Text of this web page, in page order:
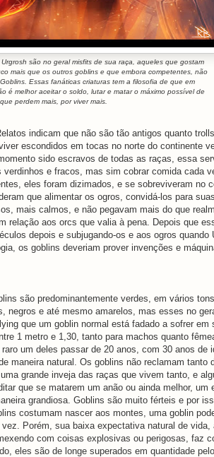
são no geral misfits de sua raça, aqueles que gostam
mais que os outros goblins e que embora competentes, não
Essas fanáticas criaturas tem a filosofia de que em
é melhor aceitar o soldo, lutar e matar o máximo possível de
perdem mais, por viver mais.
indicam que não são tão antigos quanto
escondidos em tocas no norte do continente
sido escravos de todas as raças, essa
e fracos, mas sim cobrar comida cada
eles foram dizimados, e se sobreviveram no
que alimentar os ogros, convidá-los para
mais calmos, e não pegavam mais do que
relação aos orcs que valia à pena. Depois que
depois e subjugando-os e aos ogros quando
os goblins deveriam prover invenções e
são predominantemente verdes, em vários
negros e até mesmo amarelos, mas esses no
que um goblin normal está fadado a sofrer em
1 metro e 1,30, tanto para machos quanto
um deles passar de 20 anos, com 30 anos de
maneira natural. Os goblins não reclamam tanto
grande inveja das raças que vivem tanto, e
que se matarem um anão ou ainda melhor,
grandiosa. Goblins são muito férteis e por
costumam nascer aos montes, uma goblin
Porém, sua baixa expectativa natural de vida,
com coisas explosivas ou perigosas, faz
eles são de longe superados em quantidade